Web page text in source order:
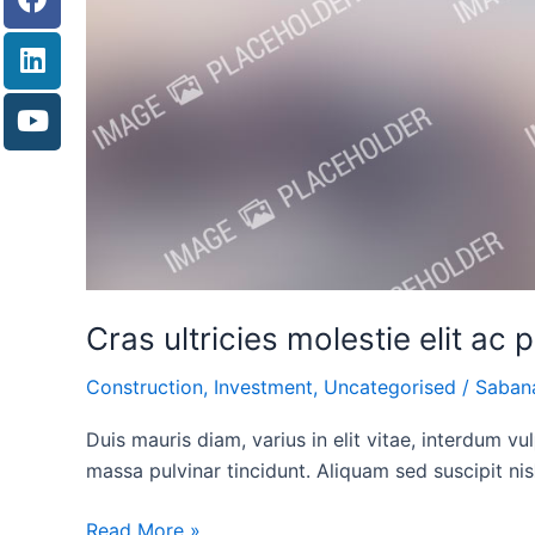
Cras ultricies molestie elit ac
Construction, Investment, Uncategorised /
Duis mauris diam, varius in elit vitae, interdum
massa pulvinar tincidunt. Aliquam sed suscipit